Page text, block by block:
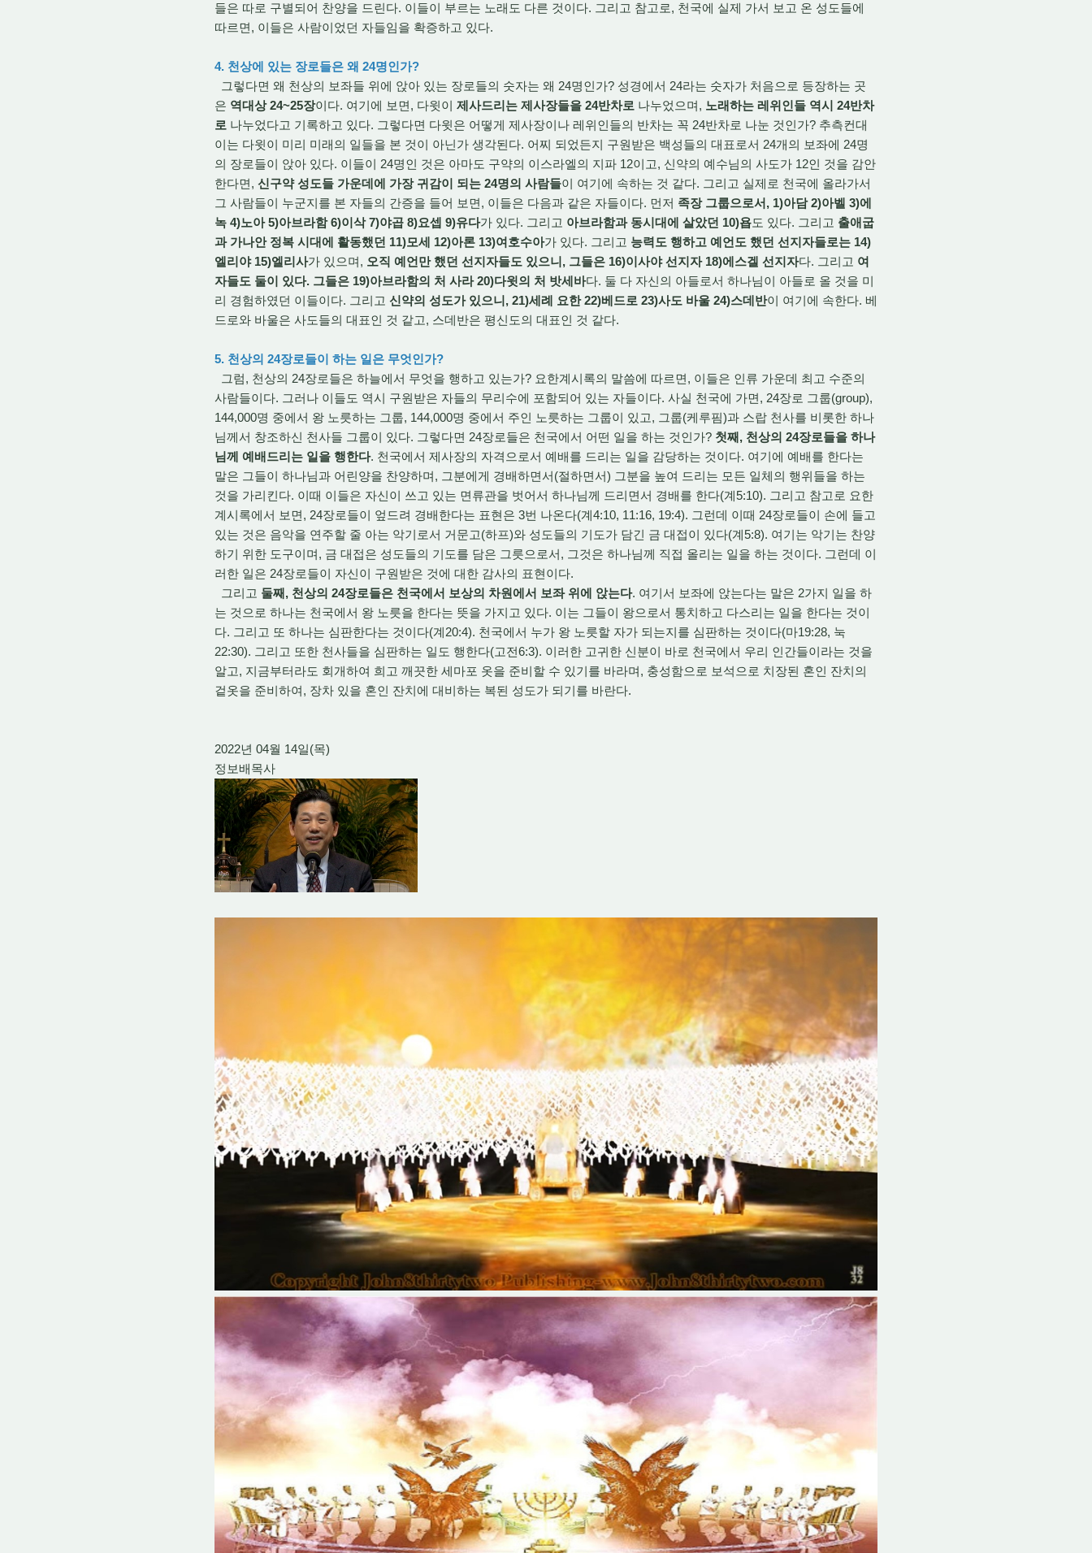
들은 따로 구별되어 찬양을 드린다. 이들이 부르는 노래도 다른 것이다. 그리고 참고로, 천국에 실제 가서 보고 온 성도들에
따르면, 이들은 사람이었던 자들임을 확증하고 있다.
4. 천상에 있는 장로들은 왜 24명인가?
그렇다면 왜 천상의 보좌들 위에 앉아 있는 장로들의 숫자는 왜 24명인가? 성경에서 24라는 숫자가 처음으로 등장하는 곳
은 역대상 24~25장이다. 여기에 보면, 다윗이 제사드리는 제사장들을 24반차로 나누었으며, 노래하는 레위인들 역시 24반차
로 나누었다고 기록하고 있다. 그렇다면 다윗은 어떻게 제사장이나 레위인들의 반차는 꼭 24반차로 나눈 것인가? 추측컨대
이는 다윗이 미리 미래의 일들을 본 것이 아닌가 생각된다. 어찌 되었든지 구원받은 백성들의 대표로서 24개의 보좌에 24명
의 장로들이 앉아 있다. 이들이 24명인 것은 아마도 구약의 이스라엘의 지파 12이고, 신약의 예수님의 사도가 12인 것을 감안
한다면, 신구약 성도들 가운데에 가장 귀감이 되는 24명의 사람들이 여기에 속하는 것 같다. 그리고 실제로 천국에 올라가서
그 사람들이 누군지를 본 자들의 간증을 들어 보면, 이들은 다음과 같은 자들이다. 먼저 족장 그룹으로서, 1)아담 2)아벨 3)에
녹 4)노아 5)아브라함 6)이삭 7)야곱 8)요셉 9)유다가 있다. 그리고 아브라함과 동시대에 살았던 10)욥도 있다. 그리고 출애굽
과 가나안 정복 시대에 활동했던 11)모세 12)아론 13)여호수아가 있다. 그리고 능력도 행하고 예언도 했던 선지자들로는 14)
엘리야 15)엘리사가 있으며, 오직 예언만 했던 선지자들도 있으니, 그들은 16)이사야 선지자 18)에스겔 선지자다. 그리고 여
자들도 둘이 있다. 그들은 19)아브라함의 처 사라 20)다윗의 처 밧세바다. 둘 다 자신의 아들로서 하나님이 아들로 올 것을 미
리 경험하였던 이들이다. 그리고 신약의 성도가 있으니, 21)세례 요한 22)베드로 23)사도 바울 24)스데반이 여기에 속한다. 베
드로와 바울은 사도들의 대표인 것 같고, 스데반은 평신도의 대표인 것 같다.
5. 천상의 24장로들이 하는 일은 무엇인가?
그럼, 천상의 24장로들은 하늘에서 무엇을 행하고 있는가? 요한계시록의 말씀에 따르면, 이들은 인류 가운데 최고 수준의
사람들이다. 그러나 이들도 역시 구원받은 자들의 무리수에 포함되어 있는 자들이다. 사실 천국에 가면, 24장로 그룹(group),
144,000명 중에서 왕 노릇하는 그룹, 144,000명 중에서 주인 노릇하는 그룹이 있고, 그룹(케루핌)과 스랍 천사를 비롯한 하나
님께서 창조하신 천사들 그룹이 있다. 그렇다면 24장로들은 천국에서 어떤 일을 하는 것인가? 첫째, 천상의 24장로들을 하나
님께 예배드리는 일을 행한다. 천국에서 제사장의 자격으로서 예배를 드리는 일을 감당하는 것이다. 여기에 예배를 한다는
말은 그들이 하나님과 어린양을 찬양하며, 그분에게 경배하면서(절하면서) 그분을 높여 드리는 모든 일체의 행위들을 하는
것을 가리킨다. 이때 이들은 자신이 쓰고 있는 면류관을 벗어서 하나님께 드리면서 경배를 한다(계5:10). 그리고 참고로 요한
계시록에서 보면, 24장로들이 엎드려 경배한다는 표현은 3번 나온다(계4:10, 11:16, 19:4). 그런데 이때 24장로들이 손에 들고
있는 것은 음악을 연주할 줄 아는 악기로서 거문고(하프)와 성도들의 기도가 담긴 금 대접이 있다(계5:8). 여기는 악기는 찬양
하기 위한 도구이며, 금 대접은 성도들의 기도를 담은 그릇으로서, 그것은 하나님께 직접 올리는 일을 하는 것이다. 그런데 이
러한 일은 24장로들이 자신이 구원받은 것에 대한 감사의 표현이다.
그리고 둘째, 천상의 24장로들은 천국에서 보상의 차원에서 보좌 위에 앉는다. 여기서 보좌에 앉는다는 말은 2가지 일을 하
는 것으로 하나는 천국에서 왕 노릇을 한다는 뜻을 가지고 있다. 이는 그들이 왕으로서 통치하고 다스리는 일을 한다는 것이
다. 그리고 또 하나는 심판한다는 것이다(계20:4). 천국에서 누가 왕 노릇할 자가 되는지를 심판하는 것이다(마19:28, 눅
22:30). 그리고 또한 천사들을 심판하는 일도 행한다(고전6:3). 이러한 고귀한 신분이 바로 천국에서 우리 인간들이라는 것을
알고, 지금부터라도 회개하여 희고 깨끗한 세마포 옷을 준비할 수 있기를 바라며, 충성함으로 보석으로 치장된 혼인 잔치의
겉옷을 준비하여, 장차 있을 혼인 잔치에 대비하는 복된 성도가 되기를 바란다.
2022년 04월 14일(목)
정보배목사